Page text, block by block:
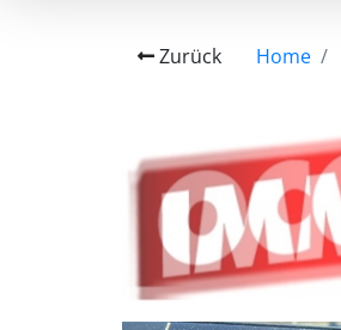
Zurück Home